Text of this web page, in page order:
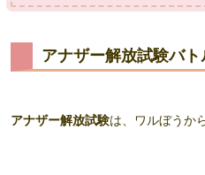
アナザー解放試験バト
アナザー解放試験は、ワルぼうか